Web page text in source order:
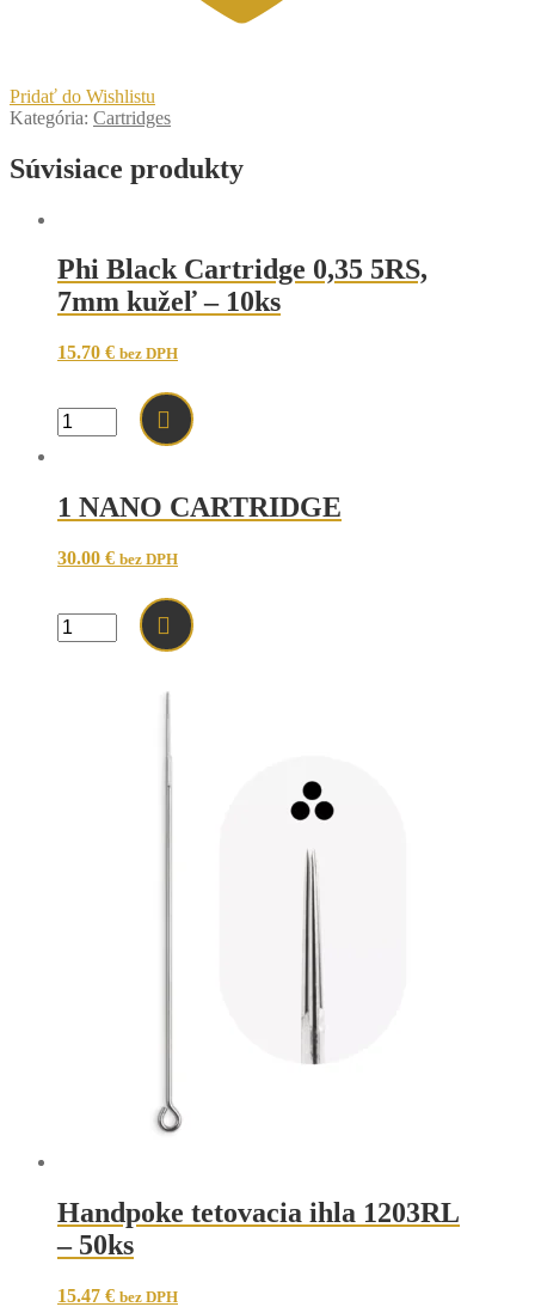
Pridať do Wishlistu
Kategória: Cartridges
Súvisiace produkty
Phi Black Cartridge 0,35 5RS,
7mm kužeľ – 10ks
15.70 € bez DPH
množstvo
Phi
0,35
5RS,
kužeľ
10ks
1 NANO CARTRIDGE
30.00 € bez DPH
množstvo
1
Handpoke tetovacia ihla 1203RL
– 50ks
15.47 € bez DPH